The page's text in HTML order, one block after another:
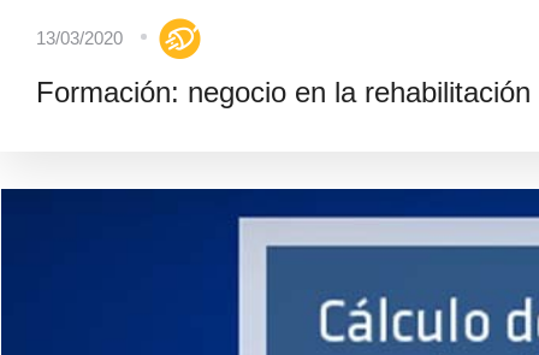
13/03/2020
Formación: negocio en la rehabilitación